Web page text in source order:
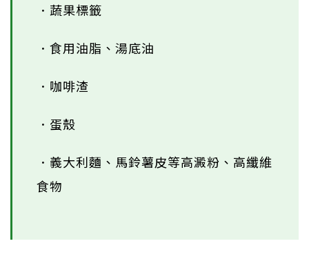
．蔬果標籤
．食用油脂、湯底油
．咖啡渣
．蛋殼
．義大利麵、馬鈴薯皮等高澱粉、高纖維
食物